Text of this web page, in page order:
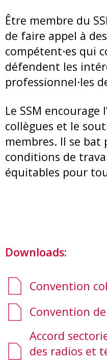
Être membre du
de faire appel à
compétent·es qui
défendent les
professionnel·les
Le SSM encourage
collègues et le
membres. Il se
conditions de
équitables pour
Downloads:
Convention
Convention
Accord
des radios et